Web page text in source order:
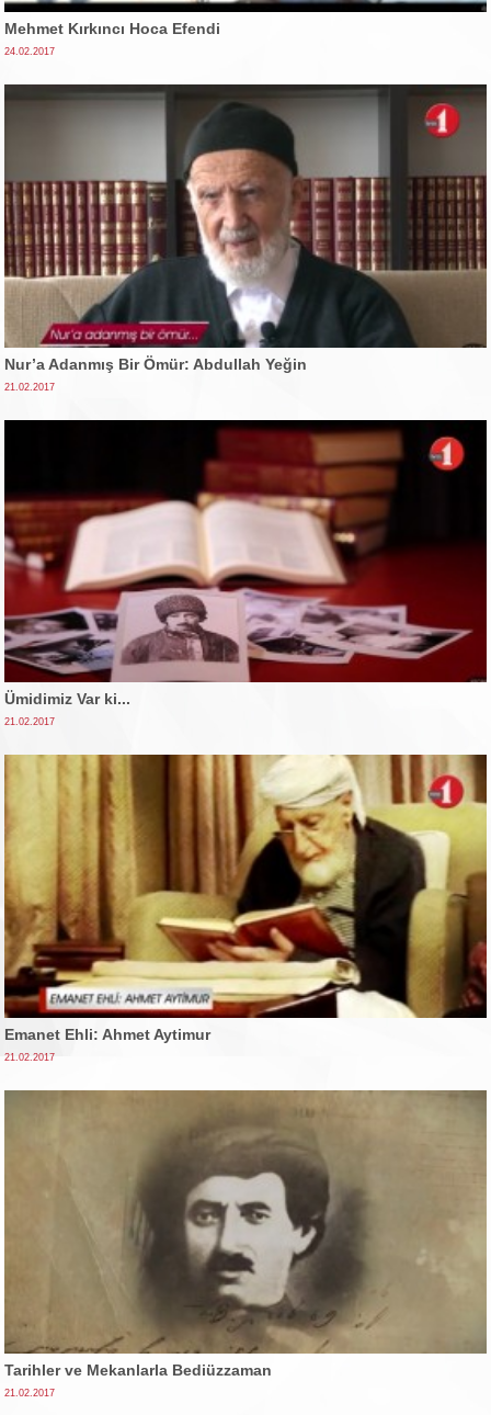
Mehmet Kırkıncı Hoca Efendi
24.02.2017
Nur’a Adanmış Bir Ömür: Abdullah Yeğin
21.02.2017
Ümidimiz Var ki...
21.02.2017
Emanet Ehli: Ahmet Aytimur
21.02.2017
Tarihler ve Mekanlarla Bediüzzaman
21.02.2017